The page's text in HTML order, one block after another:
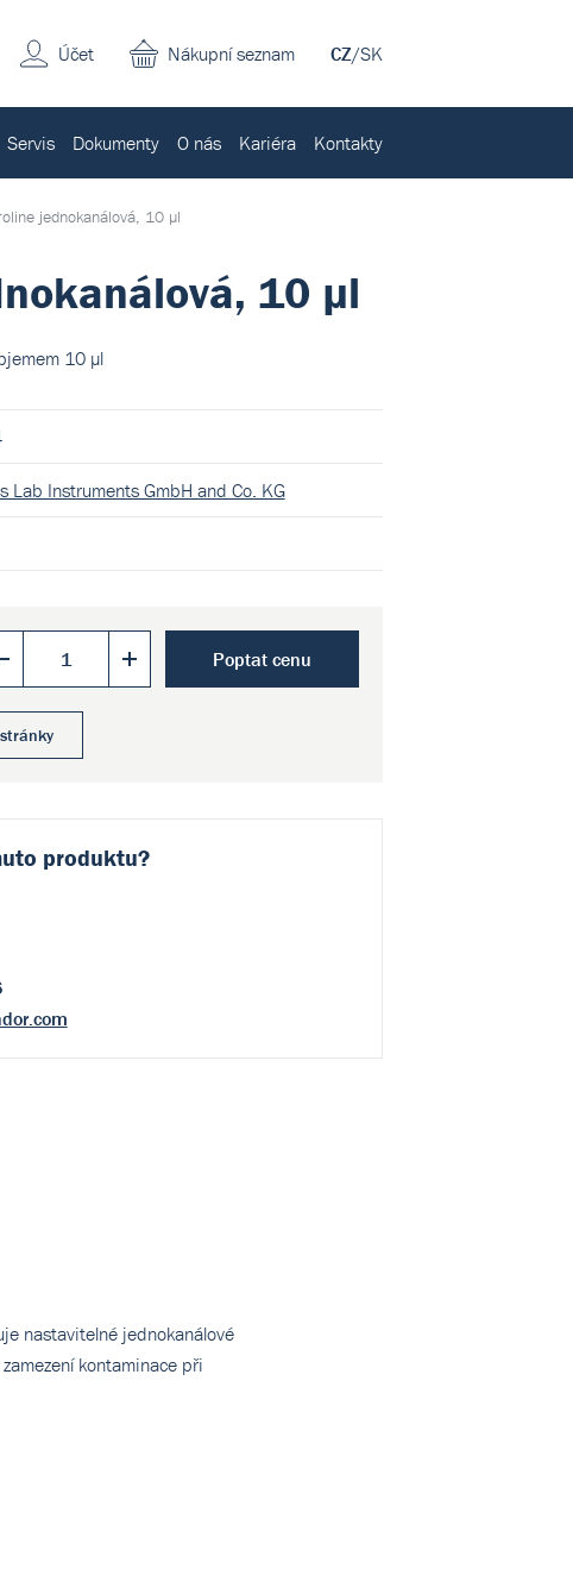
CZ/SK
Nákupní seznam
Účet
Servis Dokumenty O nás Kariéra Kontakty
jednokanálová, 10 µl
10 µl
10 µl
Lab Instruments GmbH and Co. KG
Poptat cenu
produktu?
nastavitelné jednokanálové
kontaminace při